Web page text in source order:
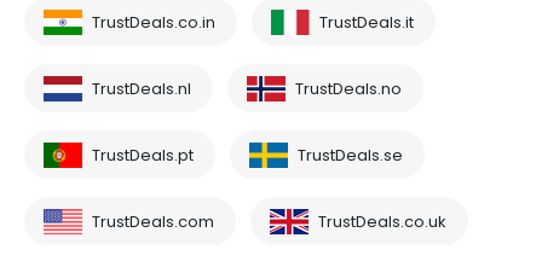
TrustDeals.co.in TrustDeals.it
TrustDeals.nl TrustDeals.no
TrustDeals.pt TrustDeals.se
TrustDeals.com TrustDeals.co.uk